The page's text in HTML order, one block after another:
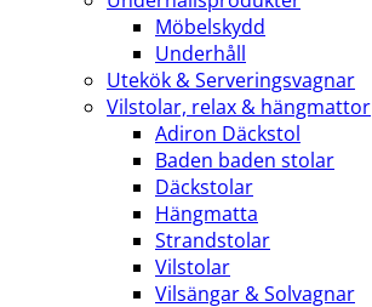
Möbelskydd
Underhåll
Utekök & Serveringsvagnar
Vilstolar, relax & hängmattor
Adiron Däckstol
Baden baden stolar
Däckstolar
Hängmatta
Strandstolar
Vilstolar
Vilsängar & Solvagnar